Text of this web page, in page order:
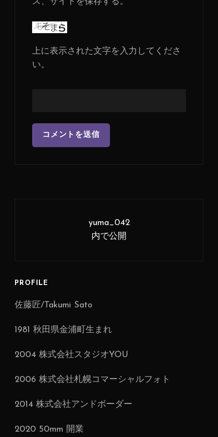
ス、サイトを保存する。
上に表示された文字を入力してくださ
い。
ー
シ
ン
yuma_042
内で公開
PROFILE
佐藤匠/Takumi Sato
1981 秋田県金浦町生まれ
2004 株式会社スタジオYOU
2006 株式会社札幌コマーシャルフォト
2014 株式会社アンドボーダー
2020 50mm 開業